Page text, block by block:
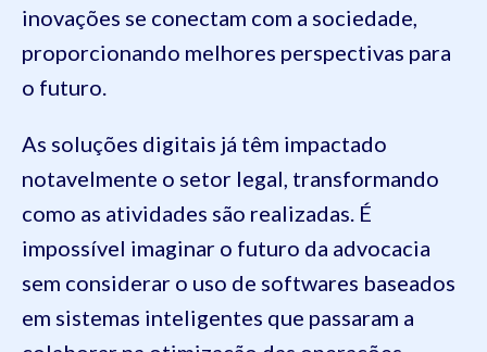
inovações se conectam com a sociedade,
proporcionando melhores perspectivas para
o futuro.
As soluções digitais já têm impactado
notavelmente o setor legal, transformando
como as atividades são realizadas. É
impossível imaginar o futuro da advocacia
sem considerar o uso de softwares baseados
em sistemas inteligentes que passaram a